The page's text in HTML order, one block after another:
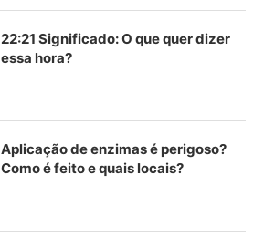
22:21 Significado: O que quer dizer
essa hora?
Aplicação de enzimas é perigoso?
Como é feito e quais locais?